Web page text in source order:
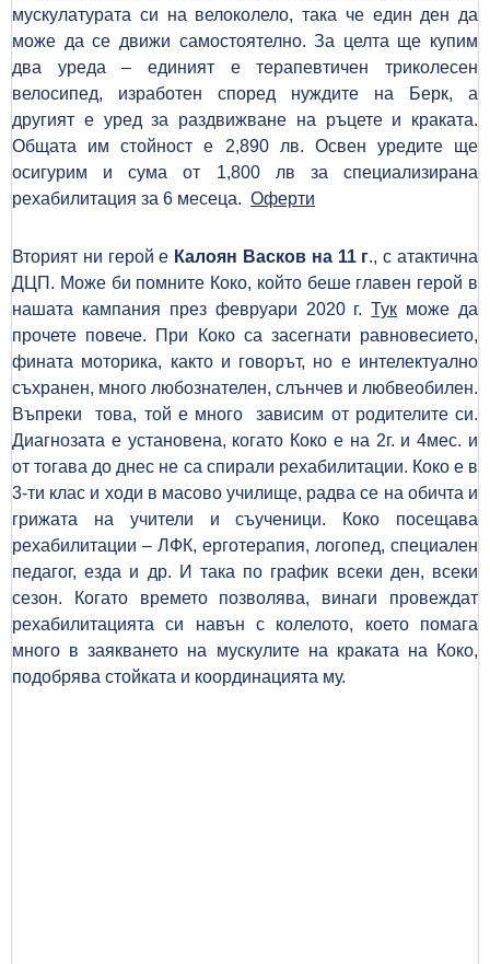
мускулатурата си на велоколело, така че един ден да
може да се движи самостоятелно. За целта ще купим
два уреда – единият е терапевтичен триколесен
велосипед, изработен според нуждите на Берк, а
другият е уред за раздвижване на ръцете и краката.
Общата им стойност е 2,890 лв. Освен уредите ще
осигурим и сума от 1,800 лв за специализирана
рехабилитация за 6 месеца. Оферти
Вторият ни герой е Калоян Васков на 11 г., с атактична
ДЦП. Може би помните Коко, който беше главен герой в
нашата кампания през февруари 2020 г.Тук може да
прочете повече. При Коко са засегнати равновесието,
фината моторика, както и говорът, но е интелектуално
съхранен, много любознателен, слънчев и любвеобилен.
Въпреки това, той е много зависим от родителите си.
Диагнозата е установена, когато Коко е на 2г. и 4мес. и
от тогава до днес не са спирали рехабилитации. Коко е в
3-ти клас и ходи в масово училище, радва се на обичта и
грижата на учители и съученици. Коко посещава
рехабилитации – ЛФК, ерготерапия, логопед, специален
педагог, езда и др. И така по график всеки ден, всеки
сезон. Когато времето позволява, винаги провеждат
рехабилитацията си навън с колелото, което помага
много в заякването на мускулите на краката на Коко,
подобрява стойката и координацията му.